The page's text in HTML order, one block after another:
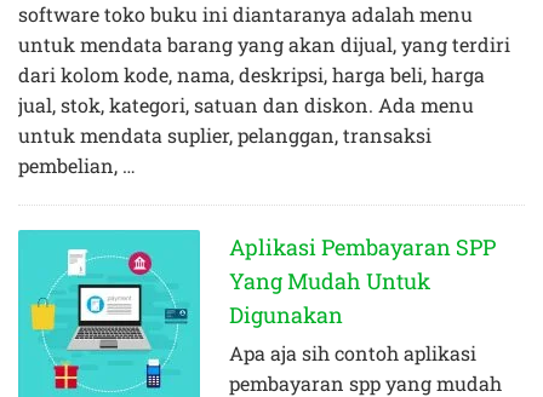
software toko buku ini diantaranya adalah menu
untuk mendata barang yang akan dijual, yang terdiri
dari kolom kode, nama, deskripsi, harga beli, harga
jual, stok, kategori, satuan dan diskon. Ada menu
untuk mendata suplier, pelanggan, transaksi
pembelian, …
Aplikasi Pembayaran SPP
Yang Mudah Untuk
Digunakan
Apa aja sih contoh aplikasi
pembayaran spp yang mudah